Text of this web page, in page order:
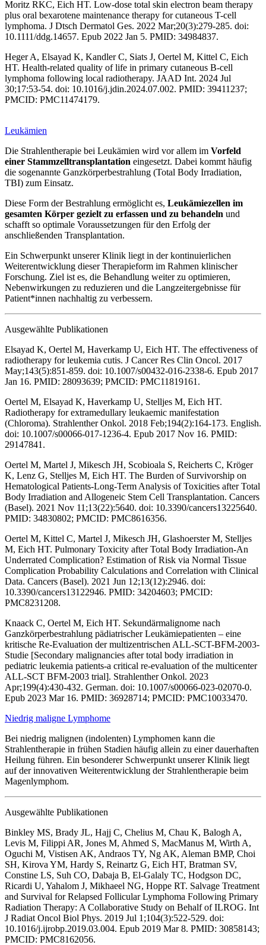
Moritz RKC, Eich HT. Low-dose total skin electron beam therapy
plus oral bexarotene maintenance therapy for cutaneous T-cell
lymphoma. J Dtsch Dermatol Ges. 2022 Mar;20(3):279-285. doi:
10.1111/ddg.14657. Epub 2022 Jan 5. PMID: 34984837.
Heger A, Elsayad K, Kandler C, Siats J, Oertel M, Kittel C, Eich
HT. Health-related quality of life in primary cutaneous B-cell
lymphoma following local radiotherapy. JAAD Int. 2024 Jul
30;17:53-54. doi: 10.1016/j.jdin.2024.07.002. PMID: 39411237;
PMCID: PMC11474179.
Leukämien
Die Strahlentherapie bei Leukämien wird vor allem im Vorfeld
einer Stammzelltransplantation eingesetzt. Dabei kommt häufig
die sogenannte Ganzkörperbestrahlung (Total Body Irradiation,
TBI) zum Einsatz.
Diese Form der Bestrahlung ermöglicht es, Leukämiezellen im
gesamten Körper gezielt zu erfassen und zu behandeln und
schafft so optimale Voraussetzungen für den Erfolg der
anschließenden Transplantation.
Ein Schwerpunkt unserer Klinik liegt in der kontinuierlichen
Weiterentwicklung dieser Therapieform im Rahmen klinischer
Forschung. Ziel ist es, die Behandlung weiter zu optimieren,
Nebenwirkungen zu reduzieren und die Langzeitergebnisse für
Patient*innen nachhaltig zu verbessern.
Ausgewählte Publikationen
Elsayad K, Oertel M, Haverkamp U, Eich HT. The effectiveness of
radiotherapy for leukemia cutis. J Cancer Res Clin Oncol. 2017
May;143(5):851-859. doi: 10.1007/s00432-016-2338-6. Epub 2017
Jan 16. PMID: 28093639; PMCID: PMC11819161.
Oertel M, Elsayad K, Haverkamp U, Stelljes M, Eich HT.
Radiotherapy for extramedullary leukaemic manifestation
(Chloroma). Strahlenther Onkol. 2018 Feb;194(2):164-173. English.
doi: 10.1007/s00066-017-1236-4. Epub 2017 Nov 16. PMID:
29147841.
Oertel M, Martel J, Mikesch JH, Scobioala S, Reicherts C, Kröger
K, Lenz G, Stelljes M, Eich HT. The Burden of Survivorship on
Hematological Patients-Long-Term Analysis of Toxicities after Total
Body Irradiation and Allogeneic Stem Cell Transplantation. Cancers
(Basel). 2021 Nov 11;13(22):5640. doi: 10.3390/cancers13225640.
PMID: 34830802; PMCID: PMC8616356.
Oertel M, Kittel C, Martel J, Mikesch JH, Glashoerster M, Stelljes
M, Eich HT. Pulmonary Toxicity after Total Body Irradiation-An
Underrated Complication? Estimation of Risk via Normal Tissue
Complication Probability Calculations and Correlation with Clinical
Data. Cancers (Basel). 2021 Jun 12;13(12):2946. doi:
10.3390/cancers13122946. PMID: 34204603; PMCID:
PMC8231208.
Knaack C, Oertel M, Eich HT. Sekundärmalignome nach
Ganzkörperbestrahlung pädiatrischer Leukämiepatienten – eine
kritische Re-Evaluation der multizentrischen ALL-SCT-BFM-2003-
Studie [Secondary malignancies after total body irradiation in
pediatric leukemia patients-a critical re-evaluation of the multicenter
ALL-SCT BFM-2003 trial]. Strahlenther Onkol. 2023
Apr;199(4):430-432. German. doi: 10.1007/s00066-023-02070-0.
Epub 2023 Mar 16. PMID: 36928714; PMCID: PMC10033470.
Niedrig maligne Lymphome
Bei niedrig malignen (indolenten) Lymphomen kann die
Strahlentherapie in frühen Stadien häufig allein zu einer dauerhaften
Heilung führen. Ein besonderer Schwerpunkt unserer Klinik liegt
auf der innovativen Weiterentwicklung der Strahlentherapie beim
Magenlymphom.
Ausgewählte Publikationen
Binkley MS, Brady JL, Hajj C, Chelius M, Chau K, Balogh A,
Levis M, Filippi AR, Jones M, Ahmed S, MacManus M, Wirth A,
Oguchi M, Vistisen AK, Andraos TY, Ng AK, Aleman BMP, Choi
SH, Kirova YM, Hardy S, Reinartz G, Eich HT, Bratman SV,
Constine LS, Suh CO, Dabaja B, El-Galaly TC, Hodgson DC,
Ricardi U, Yahalom J, Mikhaeel NG, Hoppe RT. Salvage Treatment
and Survival for Relapsed Follicular Lymphoma Following Primary
Radiation Therapy: A Collaborative Study on Behalf of ILROG. Int
J Radiat Oncol Biol Phys. 2019 Jul 1;104(3):522-529. doi:
10.1016/j.ijrobp.2019.03.004. Epub 2019 Mar 8. PMID: 30858143;
PMCID: PMC8162056.